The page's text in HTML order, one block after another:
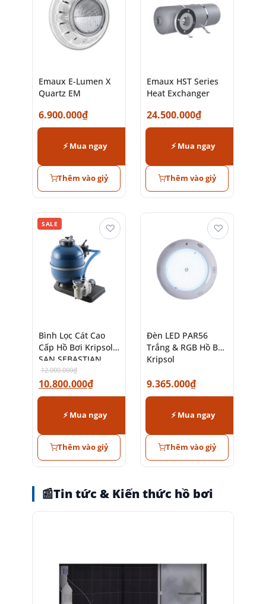
Emaux E-Lumen X
Quartz EM
6.900.000₫
⚡ Mua ngay
Thêm vào giỷ
Emaux HST Series
Heat Exchanger
24.500.000₫
⚡ Mua ngay
Thêm vào giỷ
SALE
Bình Lọc Cát Cao
Cấp Hồ Bơi Kripsol
SAN SEBASTIAN
12.000.000₫
10.800.000₫
⚡ Mua ngay
Thêm vào giỷ
♡
Đèn LED PAR56
Trắng & RGB Hồ Bơi
Kripsol
9.365.000₫
⚡ Mua ngay
Thêm vào giỷ
♡
📰Tin tức & Kiến thức hồ bơi